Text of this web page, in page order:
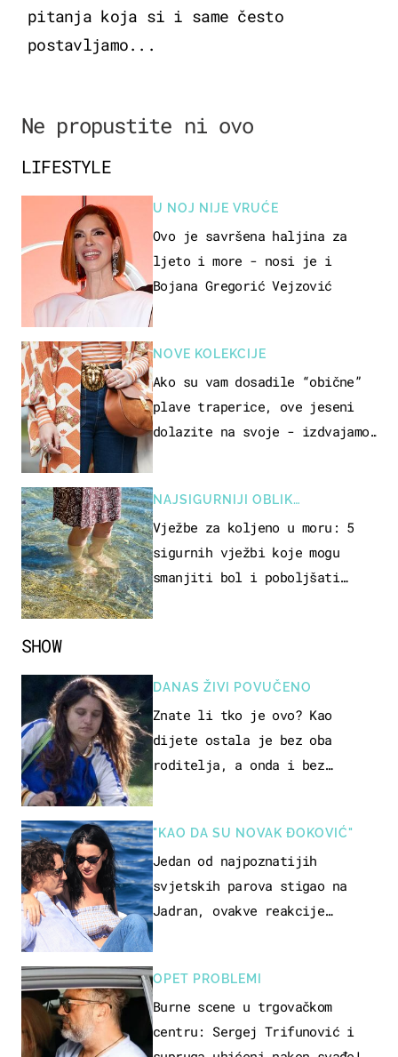
pitanja koja si i same često
postavljamo...
Ne propustite ni ovo
SHOW
DANAS ŽIVI POVUČENO
Znate li tko je ovo? Kao
dijete ostala je bez oba
roditelja, a onda i bez
"KAO DA SU NOVAK ĐOKOVIĆ"
Jedan od najpoznatijih
svjetskih parova stigao na
Jadran, ovakve reakcije
OPET PROBLEMI
Burne scene u trgovačkom
centru: Sergej Trifunović i
LIFESTYLE
U NOJ NIJE VRUĆE
Ovo je savršena haljina za
ljeto i more - nosi je i
Bojana Gregorić Vejzović
NOVE KOLEKCIJE
Ako su vam dosadile “obične”
plave traperice, ove jeseni
dolazite na svoje - izdvajamo
NAJSIGURNIJI OBLIK
REKREACIJE
Vježbe za koljeno u moru: 5
sigurnih vježbi koje mogu
smanjiti bol i poboljšati